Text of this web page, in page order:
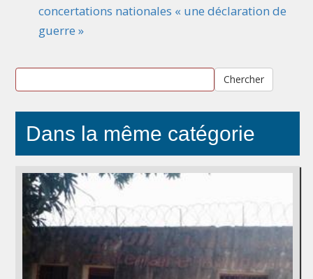
concertations nationales « une déclaration de
guerre »
Chercher
Dans la même catégorie